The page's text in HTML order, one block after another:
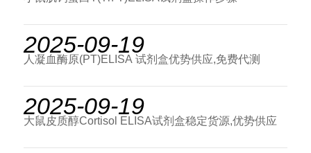
2025-09-19
人凝血酶原(PT)ELISA 试剂盒优势供应,免费代测
2025-09-19
大鼠皮质醇Cortisol ELISA试剂盒稳定货源,优势供应